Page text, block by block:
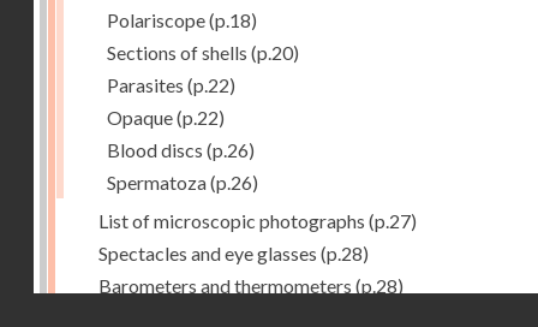
Polariscope(p.18)
Sections of shells (p.20)
Parasites (p.22)
Opaque(p.22)
Blood discs (p.26)
Spermatoza(p.26)
List of microscopic photographs (p.27)
Spectacles and eye glasses (p.28)
Barometers and thermometers (p.28)